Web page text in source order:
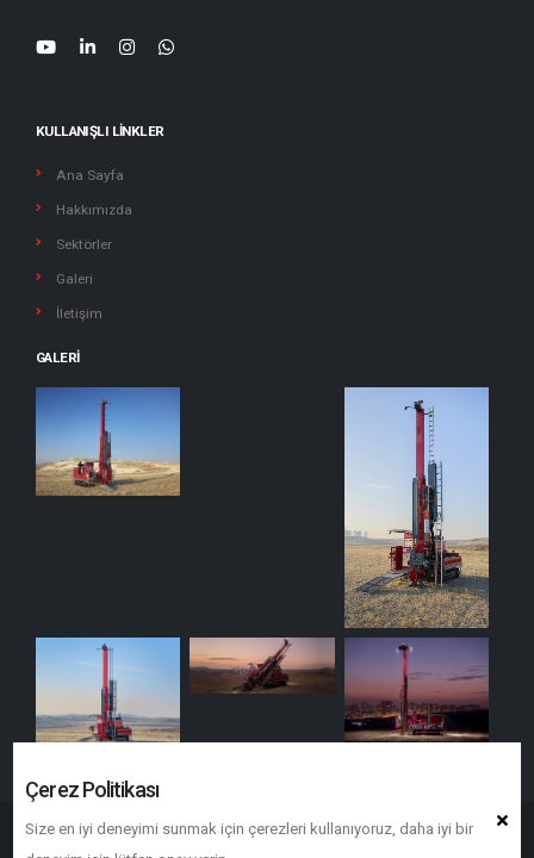
KULLANIŞLI LINKLER
Ana Sayfa
Hakkımızda
Sektörler
Galeri
İletişim
GALERI
Çerez Politikası
Size en iyi deneyimi sunmak için çerezleri kullanıyoruz, daha iyi bir